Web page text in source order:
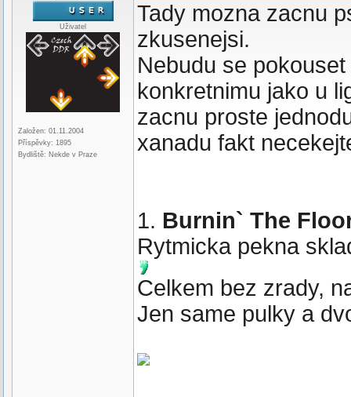
Uživatel
Založen: 01.11.2004
Příspěvky: 1895
Bydliště: Nekde v Praze
Tady mozna zacnu
zkusenejsi.
Nebudu se
konkretnimu jako u
zacnu proste
xanadu fakt
1. Burnin` The
Rytmicka pekna
Celkem bez zrady,
Jen same pulky a